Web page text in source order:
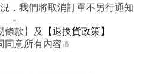
，我們將取消訂單不另行通知
-
條款】及
【退換貨政策】
同意所有內容❕❕❕